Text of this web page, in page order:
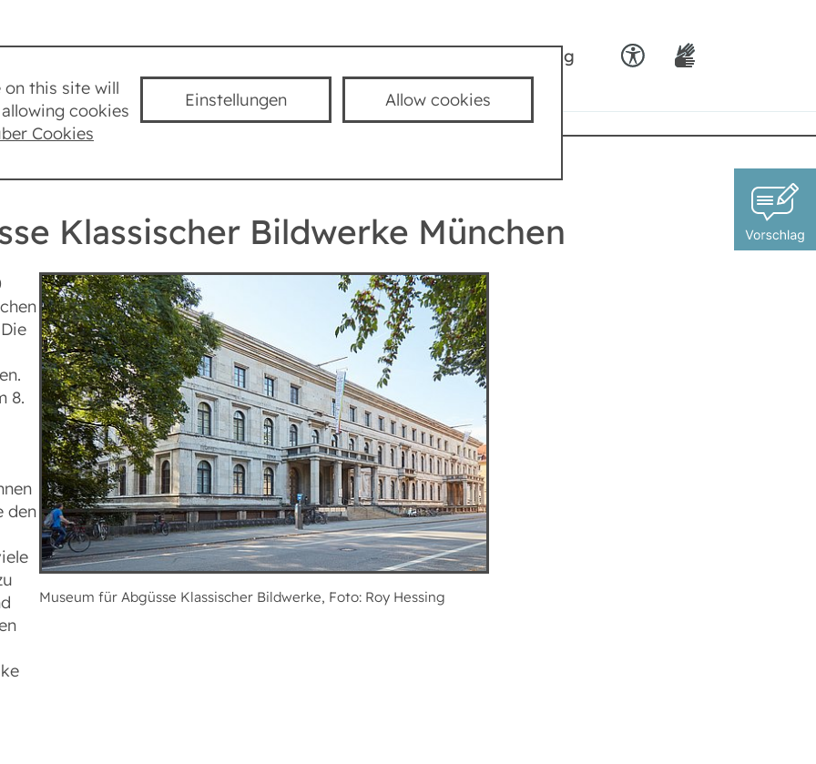
on this site will
cookies
Einstellungen
Cookies
Allow cookies
Team padkig
Museum für Abgüsse Klassischer Bildwerke München
Klassischer Bildwerke München
8.
den
Museum für Abgüsse Klassischer Bildwerke, Foto: Roy Hessing